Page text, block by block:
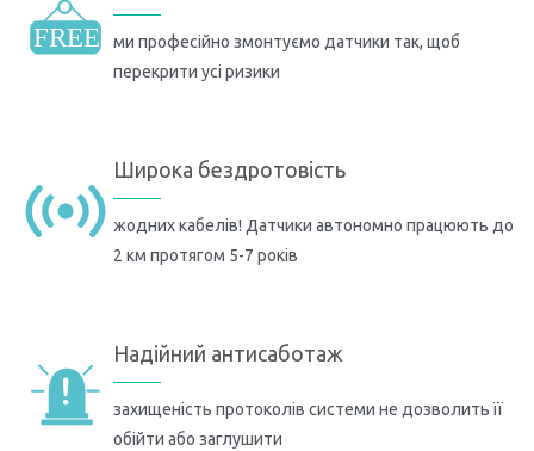
ми професійно змонтуємо датчики так, щоб
перекрити усі ризики
Широка бездротовість
жодних кабелів! Датчики автономно працюють до
2 км протягом 5-7 років
Надійний антисаботаж
захищеність протоколів системи не дозволить її
обійти або заглушити